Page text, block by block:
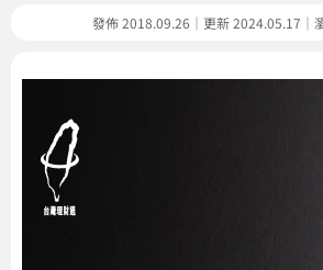
發佈 2018.09.26｜更新 2024.05.17｜